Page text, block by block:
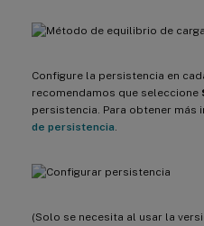
Configure la persistencia en
recomendamos que seleccione
persistencia. Para obtener más
de persistencia
(Solo se necesita al usar la